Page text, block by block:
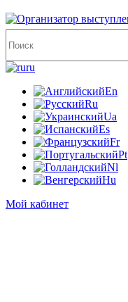
ru
En
Ru
Ua
Es
Fr
Pt
Nl
Hu
Мой кабинет